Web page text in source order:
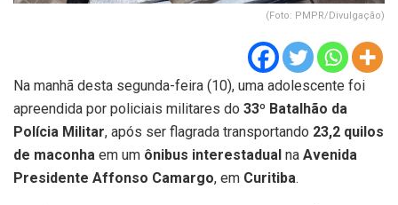
(Foto: PMPR/Divulgação)
Na manhã desta segunda-feira (10), uma adolescente foi
apreendida por policiais militares do 33º Batalhão da
Polícia Militar, após ser flagrada transportando 23,2 quilos
de maconha em um ônibus interestadual na Avenida
Presidente Affonso Camargo, em Curitiba.